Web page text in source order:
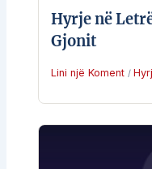
Hyrje në
Gjonit
Lini një Koment /